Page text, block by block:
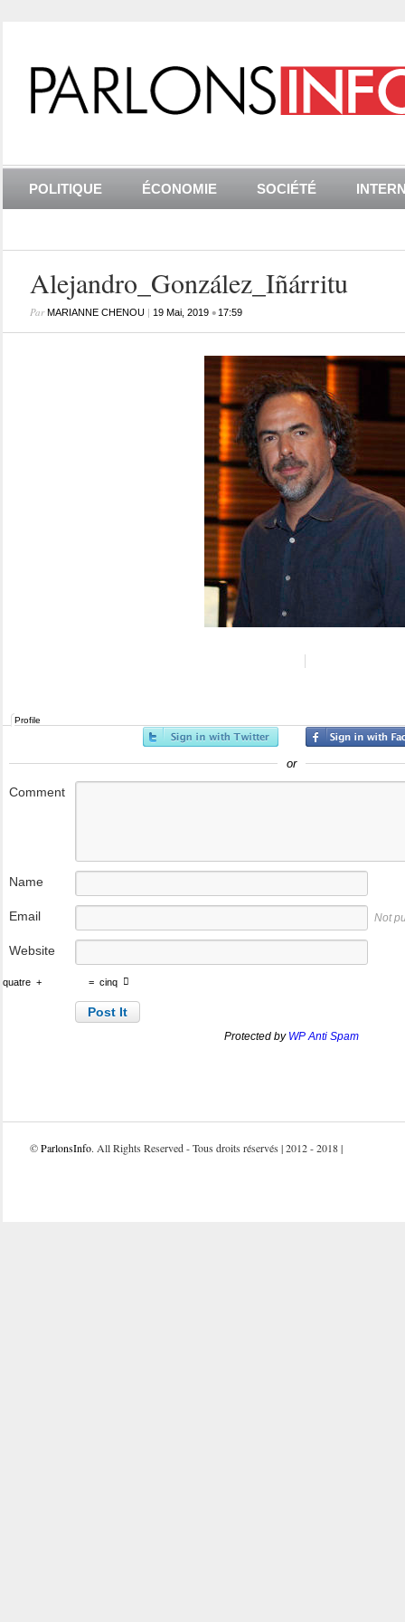
POLITIQUE ÉCONOMIE SOCIÉTÉ
Alejandro_González_Iñárritu
ParMARIANNE CHENOU| 19 Mai, 2019• 17:59
Profile
or
Comment
Name
Email Not
Website
quatre + = cinq
Protected by WP Anti Spam
©ParlonsInfo. All Rights Reserved - Tous droits réservés | 2012 - 2018 |